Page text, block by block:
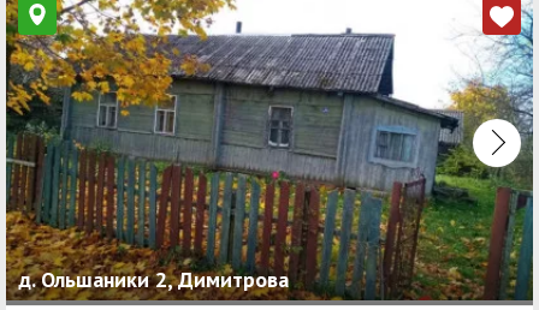
д. Ольшаники 2, Димитрова